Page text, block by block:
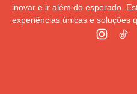
inovar e ir além do esperado.
experiências únicas e soluções